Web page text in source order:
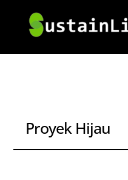
content
Proyek Hijau